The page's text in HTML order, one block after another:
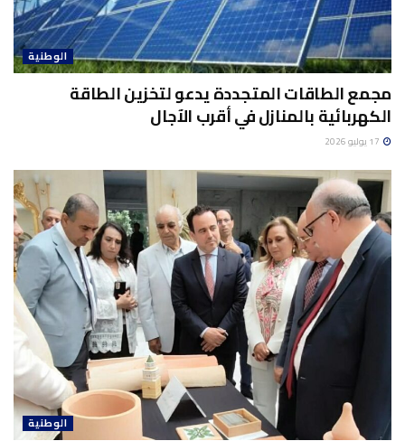
الوطنية
مجمع الطاقات المتجددة يدعو لتخزين الطاقة
الكهربائية بالمنازل في أقرب الآجال
الوطنية